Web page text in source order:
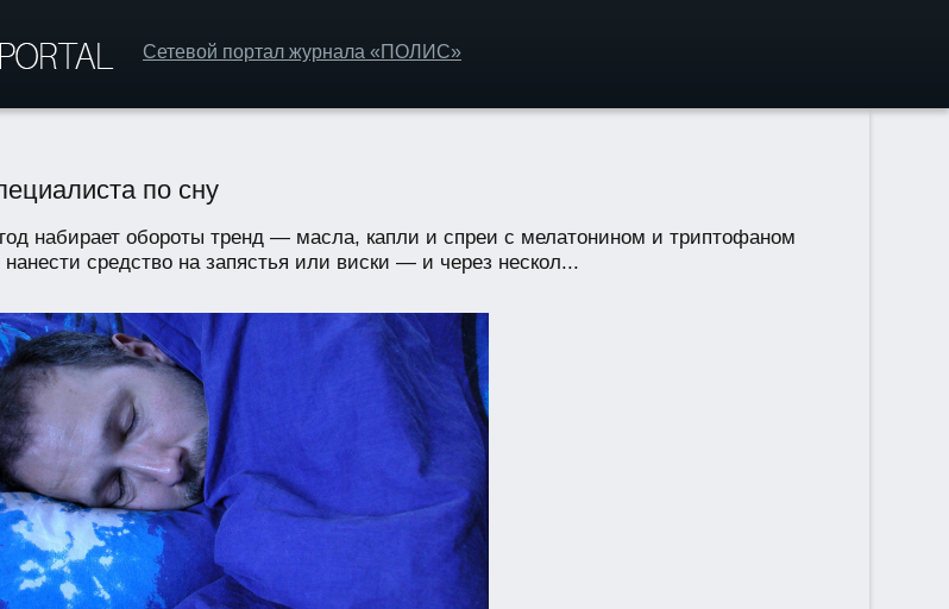
Сетевой портал журнала «ПОЛИС»
по сну
набирает обороты тренд — масла, капли и спреи с мелатонином и триптофаном
средство на запястья или виски — и через нескол...